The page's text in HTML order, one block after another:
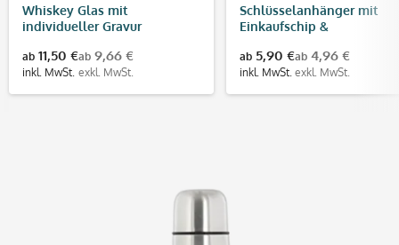
Whiskey Glas mit
individueller Gravur
ab 11,50 €
inkl. MwSt.
ab 9,66 €
exkl. MwSt.
Schlüsselanhänger mit
Einkaufschip &
40x15 mm)
ab 5,90 €
inkl. MwSt.
ab 4,96 €
exkl. MwSt.